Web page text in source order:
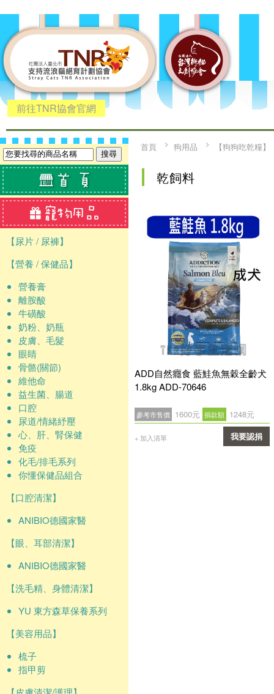
前往TNR協會官網
【尿片 / 尿褲】
【營養 / 保健品】
營養膏
離胺酸
牛磺酸
奶粉、奶瓶
皮膚、毛髮
眼睛
骨骼(關節)
維他命
益生菌、腸道
口腔
尿道/情緒紓壓
心、肝、腎保健
免疫
化毛/排毛系列
你懂保健品組合
【口腔清潔】
ANIBIO德國家醫
【眼、耳部清潔】
ANIBIO德國家醫
【洗毛精、身體清潔】
YU 東方森草保養系列
【美容用品】
梳子
指甲剪
首頁 狗用品 【狗狗吃乾糧】
乾飼料
ADD自然癮食 藍鮭魚無穀全齡犬
1.8kg ADD-70646
參考市售價 1600元 捐款額 1248元
+ 加入清單 我要認捐